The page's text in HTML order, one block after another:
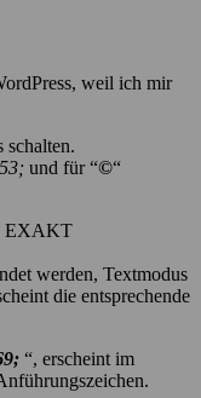
weil ich mir
schalten.
und für “©“
EXAKT
werden, Textmodus
die entsprechende
“, erscheint im